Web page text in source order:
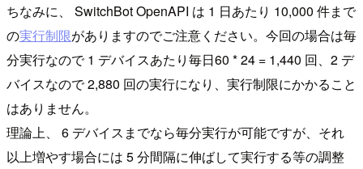
ちなみに、 SwitchBot OpenAPI は 1 日あたり 10,000 件まで
の実行制限がありますのでご注意ください。今回の場合は毎
分実行なので 1 デバイスあたり毎日60 * 24 = 1,440 回、2 デ
バイスなので 2,880 回の実行になり、実行制限にかかること
はありません。
理論上、 6 デバイスまでなら毎分実行が可能ですが、それ
以上増やす場合には 5 分間隔に伸ばして実行する等の調整